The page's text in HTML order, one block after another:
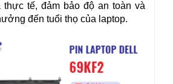
thực tế, đảm bảo độ an toàn và
đến tuổi thọ của laptop.